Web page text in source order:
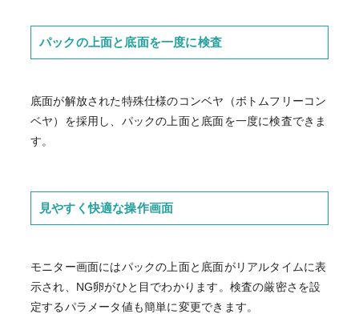
パックの上面と底面を一度に検査
底面が解放された特殊仕様のコンベヤ（ボトムフリーコン
ベヤ）を採用し、パックの上面と底面を一度に検査できま
す。
見やすく快適な操作画面
モニター画面にはパックの上面と底面がリアルタイムに表
示され、NG卵がひと目でわかります。検査の厳密さを設
定するパラメータ値も簡単に変更できます。